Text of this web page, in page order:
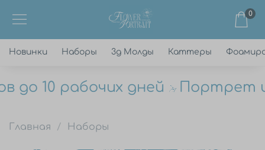
0
Новинки Наборы 3д Молды Каттеры
до 10 рабочих дней Портрет
Главная Наборы